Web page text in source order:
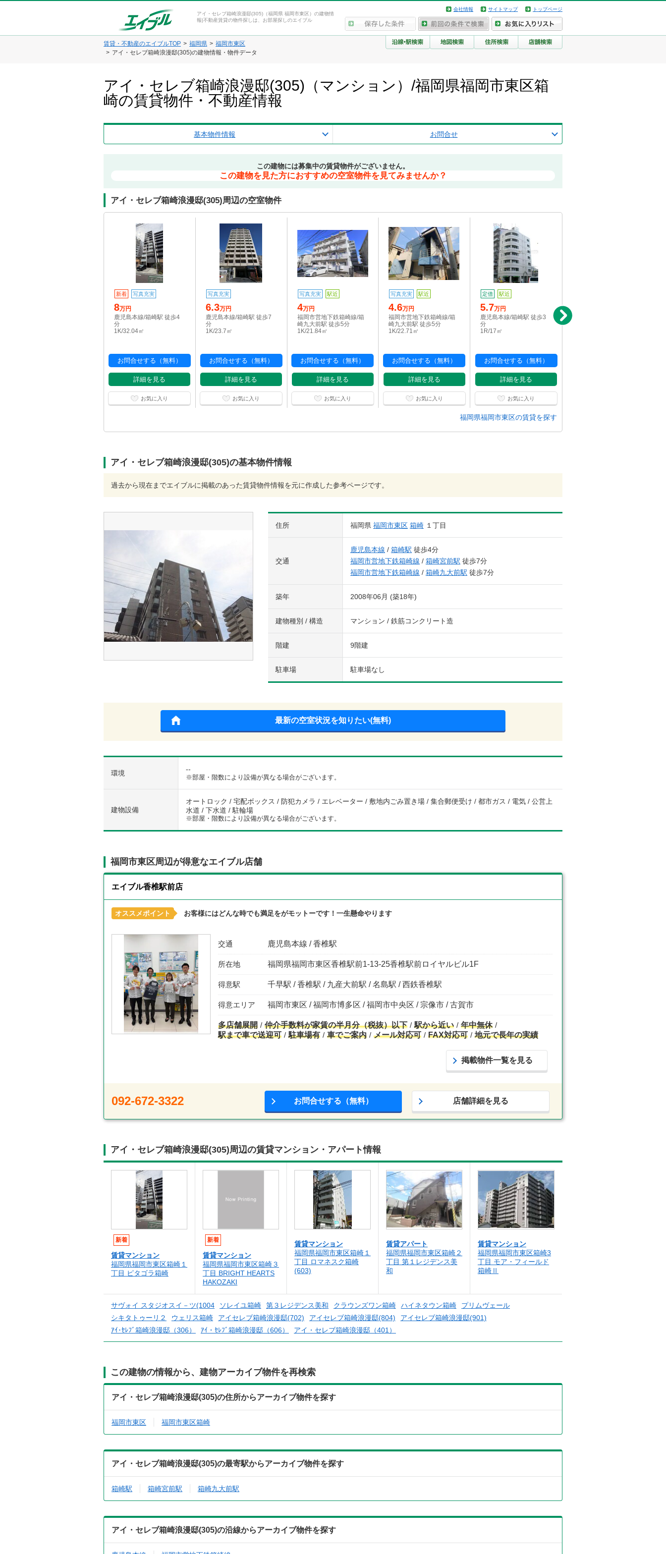
アイ・セレブ箱崎浪漫邸(305)（福岡県 福岡市東区）の建物情
報|不動産賃貸の物件探しは、お部屋探しのエイブル
会社情報 サイトマップ トップページ
賃貸・不動産のエイブルTOP 福岡県
福岡市東区
アイ・セレブ箱崎浪漫邸(305)の建物情報・物件データ
アイ・セレブ箱崎浪漫邸(305)（マンション）/福岡県福岡市東区箱
崎の賃貸物件・不動産情報
基本物件情報 お問合せ
この建物には募集中の賃貸物件がございません。
この建物を見た方におすすめの空室物件を見てみませんか？
アイ・セレブ箱崎浪漫邸(305)周辺の空室物件
新着 写真充実
8万円
鹿児島本線/箱崎駅 徒歩4
分
1K/32.04㎡
お問合せする（無料）
詳細を見る
お気に入り
写真充実
6.3万円
鹿児島本線/箱崎駅 徒歩7
分
1K/23.7㎡
お問合せする（無料）
詳細を見る
お気に入り
写真充実 駅近
4万円
福岡市営地下鉄箱崎線/箱
崎九大前駅 徒歩5分
1K/21.84㎡
お問合せする（無料）
詳細を見る
お気に入り
写真充実 駅近
4.6万円
福岡市営地下鉄箱崎線/箱
崎九大前駅 徒歩5分
1K/22.71㎡
お問合せする（無料）
詳細を見る
お気に入り
定借 駅近
5.7万円
鹿児島本線/箱崎駅 徒歩3
分
1R/17㎡
お問合せする（無料）
詳細を見る
お気に入り
鹿児島本線/箱崎駅 徒歩3
福岡県福岡市東区の賃貸を探す
アイ・セレブ箱崎浪漫邸(305)の基本物件情報
過去から現在までエイブルに掲載のあった賃貸物件情報を元に作成した参考ページです。
住所 福岡県 福岡市東区 箱崎 １丁目
交通
鹿児島本線 / 箱崎駅 徒歩4分
福岡市営地下鉄箱崎線 / 箱崎宮前駅 徒歩7分
福岡市営地下鉄箱崎線 / 箱崎九大前駅 徒歩7分
築年 2008年06月 (築18年)
建物種別 / 構造 マンション / 鉄筋コンクリート造
階建 9階建
駐車場 駐車場なし
最新の空室状況を知りたい(無料)
環境 --
※部屋・階数により設備が異なる場合がございます。
建物設備
オートロック / 宅配ボックス / 防犯カメラ / エレベーター / 敷地内ごみ置き場 / 集合郵便受け / 都市ガス / 電気 / 公営上
水道 / 下水道 / 駐輪場
※部屋・階数により設備が異なる場合がございます。
福岡市東区周辺が得意なエイブル店舗
エイブル香椎駅前店
オススメポイント お客様にはどんな時でも満足をがモットーです！一生懸命やります
交通 鹿児島本線 / 香椎駅
所在地 福岡県福岡市東区香椎駅前1-13-25香椎駅前ロイヤルビル1F
得意駅 千早駅 / 香椎駅 / 九産大前駅 / 名島駅 / 西鉄香椎駅
得意エリア 福岡市東区 / 福岡市博多区 / 福岡市中央区 / 宗像市 / 古賀市
多店舗展開 仲介手数料が家賃の半月分（税抜）以下 駅から近い
年中無休
駅まで車で送迎可
駐車場有 車でご案内 メール対応可 FAX対応可 地元で長年の実績
掲載物件一覧を見る
092-672-3322 お問合せする（無料） 店舗詳細を見る
アイ・セレブ箱崎浪漫邸(305)周辺の賃貸マンション・アパート情報
新着
賃貸マンション
福岡県福岡市東区箱崎１
丁目 ピタゴラ箱崎
新着
賃貸マンション
福岡県福岡市東区箱崎３
丁目 BRIGHT HEARTS
HAKOZAKI
賃貸マンション
福岡県福岡市東区箱崎１
丁目 ロマネスク箱崎
(603)
賃貸アパート
福岡県福岡市東区箱崎２
丁目 第１レジデンス美
和
賃貸マンション
福岡県福岡市東区箱崎3
丁目 モア・フィールド
箱崎Ⅱ
サヴォイ スタジオスイ－ツ(1004 ソレイユ箱崎 第３レジデンス美和 クラウンズワン箱崎 ハイネタウン箱崎
プリムヴェール
シキタトゥーリ２
ウェリス箱崎 アイセレブ箱崎浪漫邸(702) アイセレブ箱崎浪漫邸(804)
アイセレブ箱崎浪漫邸(901)
ｱｲ･ｾﾚﾌﾞ箱崎浪漫邸（306）
ｱｲ・ｾﾚﾌﾞ箱崎浪漫邸（606） アイ・セレブ箱崎浪漫邸（401）
この建物の情報から、建物アーカイブ物件を再検索
アイ・セレブ箱崎浪漫邸(305)の住所からアーカイブ物件を探す
福岡市東区 福岡市東区箱崎
アイ・セレブ箱崎浪漫邸(305)の最寄駅からアーカイブ物件を探す
箱崎駅 箱崎宮前駅 箱崎九大前駅
アイ・セレブ箱崎浪漫邸(305)の沿線からアーカイブ物件を探す